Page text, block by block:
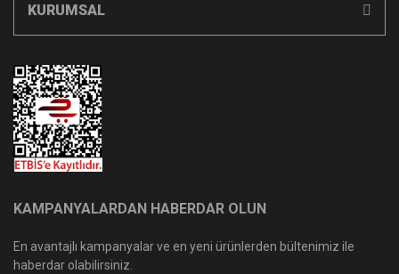
KURUMSAL
KAMPANYALARDAN HABERDAR OLUN
En avantajlı kampanyalar ve en yeni ürünlerden bültenimiz ile
haberdar olabilirsiniz.